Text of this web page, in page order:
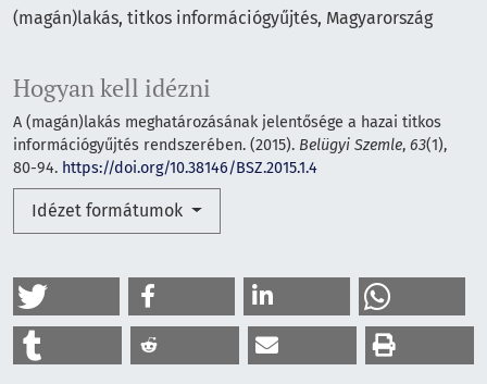
(magán)lakás titkos információgyűjtés Magyarország
Hogyan kell idézni
A (magán)lakás meghatározásának jelentősége a hazai titkos
információgyűjtés rendszerében. (2015). Belügyi Szemle, 63(1),
80-94. https://doi.org/10.38146/BSZ.2015.1.4
Idézet formátumok